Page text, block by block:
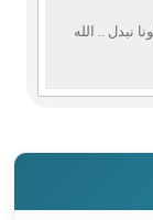
نبدل .. الله